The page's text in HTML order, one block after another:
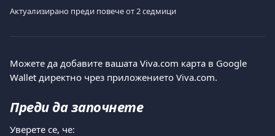
Актуализирано преди повече от 2 седмици
Можете да добавите вашата Viva.com карта в Google
Wallet директно чрез приложението Viva.com.
Преди да започнете
Уверете се, че: